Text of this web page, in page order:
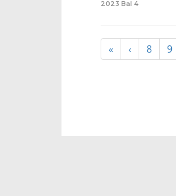
2023 Bal 4
« ‹ 8 9